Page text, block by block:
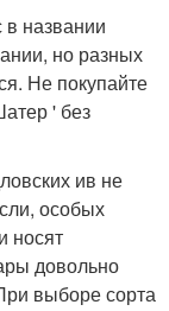
названии
но разных
Не покупайте
' без
ив не
особых
носят
довольно
выборе сорта